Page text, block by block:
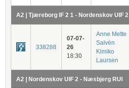
A2 | Tjæreborg IF 2 1 - Nordenskov UIF 2
338288
07-07-
26
18:30
Anne Mette
Salvèn
Kimiko
Laursen
A2 | Nordenskov UIF 2 - Næsbjerg RUI